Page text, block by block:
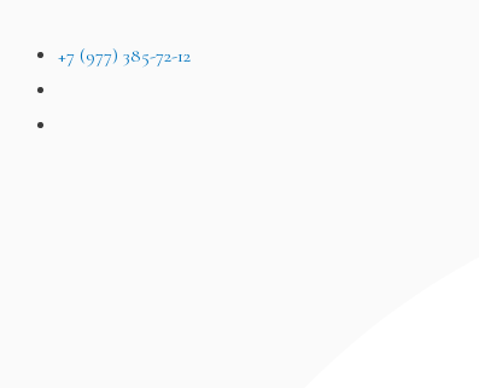
+7 (977) 385-72-12